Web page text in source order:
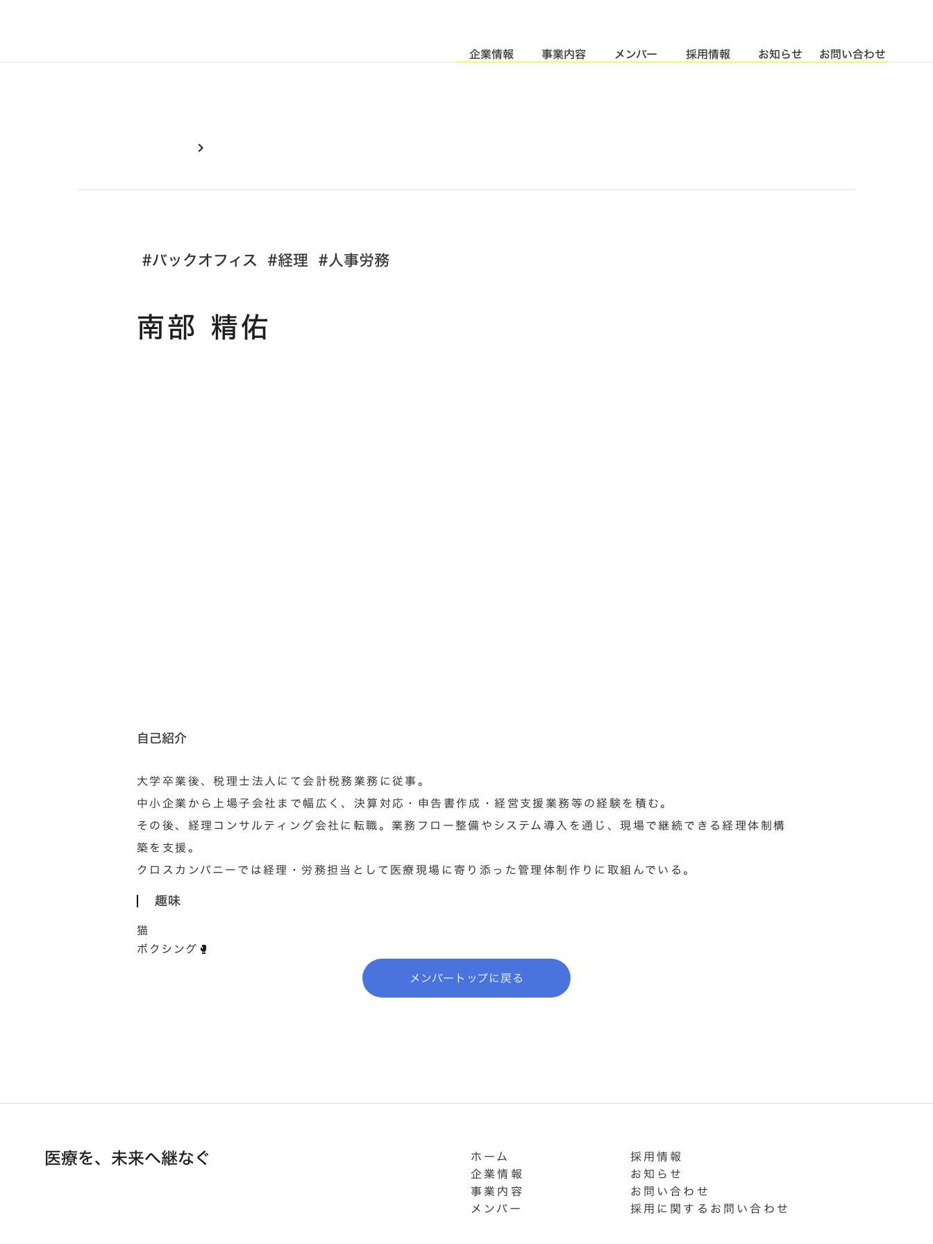
企業情報 事業内容 メンバー 採用情報 お知らせ お問い合わせ
chevron_right
#バックオフィス #経理 #人事労務
南部 精佑
自己紹介
大学卒業後、税理士法人にて会計税務業務に従事。​
中小企業から上場子会社まで幅広く、決算対応・申告書作成・経営支援業務等の経験を積む。​
その後、経理コンサルティング会社に転職。業務フロー整備やシステム導入を通じ、現場で継続できる経理体制構
築を支援。​
クロスカンパニーでは経理・労務担当として医療現場に寄り添った管理体制作りに取組んでいる。
趣味
猫
ボクシング🥊
メンバートップに戻る
医療を、未来へ継なぐ
ホーム
企業情報
事業内容
メンバー
採用情報
お知らせ
お問い合わせ
採用に関するお問い合わせ